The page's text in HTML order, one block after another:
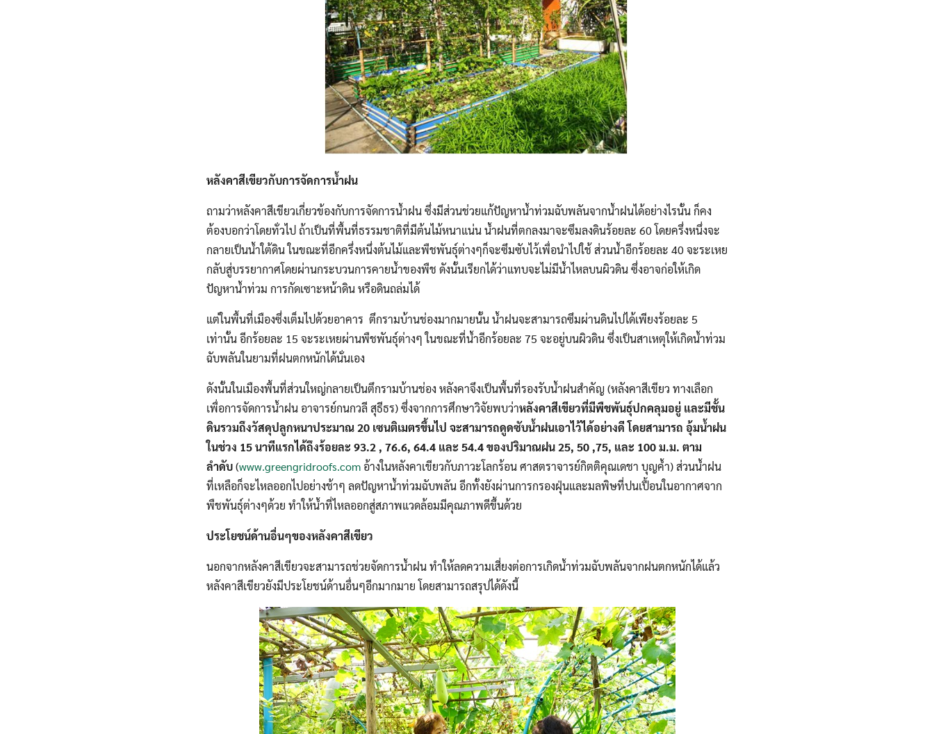
หลังคาสีเขียวกับการจัดการน้ำฝน
ถามว่าหลังคาสีเขียวเกี่ยวข้องกับการจัดการน้ำฝน ซึ่งมีส่วนช่วยแก้ปัญหาน้ำท่วมฉับพลันจากน้ำฝนได้อย่างไรนั้น ก็คง
ต้องบอกว่าโดยทั่วไป ถ้าเป็นที่พื้นที่ธรรมชาติที่มีต้นไม้หนาแน่น น้ำฝนที่ตกลงมาจะซึมลงดินร้อยละ 60 โดยครึ่งหนึ่งจะ
กลายเป็นน้ำใต้ดิน ในขณะที่อีกครึ่งหนึ่งต้นไม้และพืชพันธุ์ต่างๆก็จะซึมซับไว้เพื่อนำไปใช้ ส่วนน้ำอีกร้อยละ 40 จะระเหย
กลับสู่บรรยากาศโดยผ่านกระบวนการคายน้ำของพืช ดังนั้นเรียกได้ว่าแทบจะไม่มีน้ำไหลบนผิวดิน ซึ่งอาจก่อให้เกิด
ปัญหาน้ำท่วม การกัดเซาะหน้าดิน หรือดินถล่มได้
แต่ในพื้นที่เมืองซึ่งเต็มไปด้วยอาคาร ตึกรามบ้านช่องมากมายนั้น น้ำฝนจะสามารถซึมผ่านดินไปได้เพียงร้อยละ 5
เท่านั้น อีกร้อยละ 15 จะระเหยผ่านพืชพันธุ์ต่างๆ ในขณะที่น้ำอีกร้อยละ 75 จะอยู่บนผิวดิน ซึ่งเป็นสาเหตุให้เกิดน้ำท่วม
ฉับพลันในยามที่ฝนตกหนักได้นั่นเอง
ดังนั้นในเมืองพื้นที่ส่วนใหญ่กลายเป็นตึกรามบ้านช่อง หลังคาจึงเป็นพื้นที่รองรับน้ำฝนสำคัญ (หลังคาสีเขียว ทางเลือก
เพื่อการจัดการน้ำฝน อาจารย์กนกวลี สุธีธร) ซึ่งจากการศึกษาวิจัยพบว่าหลังคาสีเขียวที่มีพืชพันธุ์ปกคลุมอยู่ และมีชั้น
ดินรวมถึงวัสดุปลูกหนาประมาณ 20 เซนติเมตรขึ้นไป จะสามารถดูดซับน้ำฝนเอาไว้ได้อย่างดี โดยสามารถ อุ้มน้ำฝน
ในช่วง 15 นาทีแรกได้ถึงร้อยละ 93.2 , 76.6, 64.4 และ 54.4 ของปริมาณฝน 25, 50 ,75, และ 100 ม.ม. ตาม
ลำดับ(www.greengridroofs.comอ้างในหลังคาเขียวกับภาวะโลกร้อน ศาสตราจารย์กิตติคุณเดชา บุญค้ำ) ส่วนน้ำฝน
ที่เหลือก็จะไหลออกไปอย่างช้าๆ ลดปัญหาน้ำท่วมฉับพลัน อีกทั้งยังผ่านการกรองฝุ่นและมลพิษที่ปนเปื้อนในอากาศจาก
พืชพันธุ์ต่างๆด้วย ทำให้น้ำที่ไหลออกสู่สภาพแวดล้อมมีคุณภาพดีขึ้นด้วย
ประโยชน์ด้านอื่นๆของหลังคาสีเขียว
นอกจากหลังคาสีเขียวจะสามารถช่วยจัดการน้ำฝน ทำให้ลดความเสี่ยงต่อการเกิดน้ำท่วมฉับพลันจากฝนตกหนักได้แล้ว
หลังคาสีเขียวยังมีประโยชน์ด้านอื่นๆอีกมากมาย โดยสามารถสรุปได้ดังนี้